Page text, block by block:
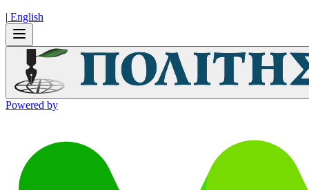
| Εnglish
Powered by